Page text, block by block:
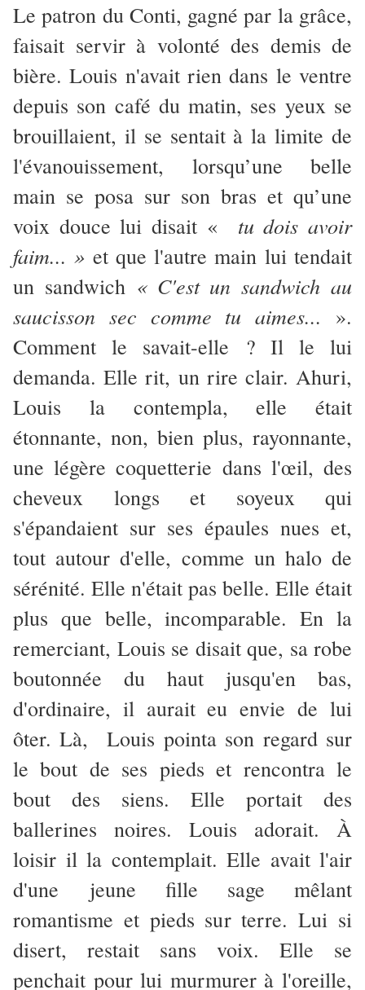
Le patron du Conti, gagné par la grâce,
faisait servir à volonté des demis de
bière. Louis n'avait rien dans le ventre
depuis son café du matin, ses yeux se
brouillaient, il se sentait à la limite de
l'évanouissement, lorsqu’une belle
main se posa sur son bras et qu’une
voix douce lui disait «
tu dois avoir
faim... » et que l'autre main lui tendait
un sandwich« C'est un sandwich au
saucisson sec comme tu aimes... ».
Comment le savait-elle ? Il le lui
demanda. Elle rit, un rire clair. Ahuri,
Louis la contempla, elle était
étonnante, non, bien plus, rayonnante,
une légère coquetterie dans l'œil, des
cheveux longs et soyeux qui
s'épandaient sur ses épaules nues et,
tout autour d'elle, comme un halo de
sérénité. Elle n'était pas belle. Elle était
plus que belle, incomparable. En la
remerciant, Louis se disait que, sa robe
boutonnée du haut jusqu'en bas,
d'ordinaire, il aurait eu envie de lui
ôter. Là, Louis pointa son regard sur
le bout de ses pieds et rencontra le
bout des siens. Elle portait des
ballerines noires. Louis adorait. À
loisir il la contemplait. Elle avait l'air
d'une jeune fille sage mêlant
romantisme et pieds sur terre. Lui si
disert, restait sans voix.
Elle se
penchait pour lui murmurer à l'oreille,